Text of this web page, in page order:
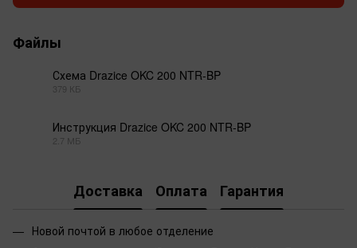
Файлы
Схема Drazice OKC 200 NTR-BP
379 КБ
Инструкция Drazice OKC 200 NTR-BP
2.7 МБ
Доставка Оплата Гарантия
Новой почтой в любое отделение